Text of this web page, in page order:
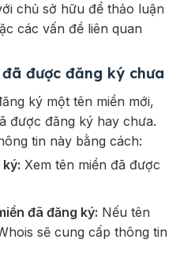
chủ sở hữu để thảo luận
các vấn đề liên quan
được đăng ký chưa
ký một tên miền mới,
được đăng ký hay chưa.
tin này bằng cách:
Xem tên miền đã được
đã đăng ký: Nếu tên
sẽ cung cấp thông tin